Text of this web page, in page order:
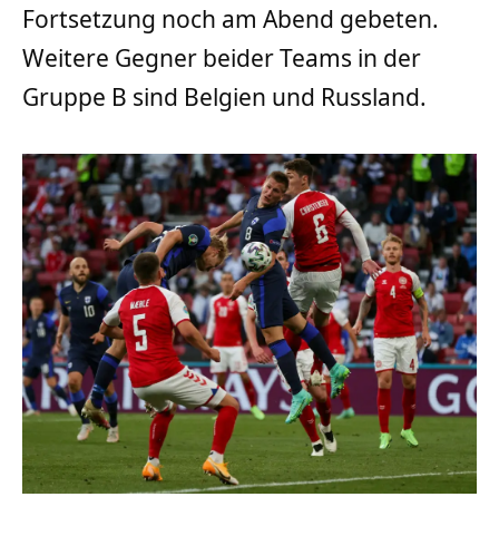
Fortsetzung noch am Abend gebeten.
Weitere Gegner beider Teams in der
Gruppe B sind Belgien und Russland.